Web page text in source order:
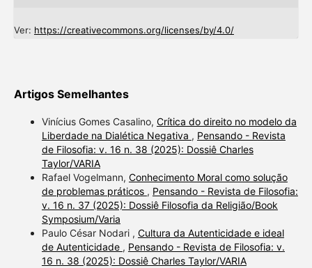
Ver: https://creativecommons.org/licenses/by/4.0/
Artigos Semelhantes
Vinícius Gomes Casalino, Crítica do direito no modelo da
Liberdade na Dialética Negativa , Pensando - Revista
de Filosofia: v. 16 n. 38 (2025): Dossiê Charles
Taylor/VARIA
Rafael Vogelmann, Conhecimento Moral como solução
de problemas práticos , Pensando - Revista de Filosofia:
v. 16 n. 37 (2025): Dossiê Filosofia da Religião/Book
Symposium/Varia
Paulo César Nodari , Cultura da Autenticidade e ideal
de Autenticidade , Pensando - Revista de Filosofia: v.
16 n. 38 (2025): Dossiê Charles Taylor/VARIA